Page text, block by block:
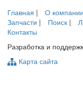
Главная | О компании
Запчасти | Поиск |
Контакты
Разработка и
Карта сайта